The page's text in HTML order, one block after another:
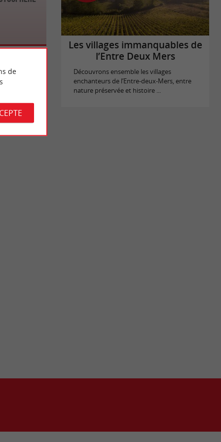
Les villages immanquables de
l’Entre Deux Mers
Découvrons ensemble les villages
enchanteurs de l’Entre-deux-Mers, entre
nature préservée et histoire ...
de